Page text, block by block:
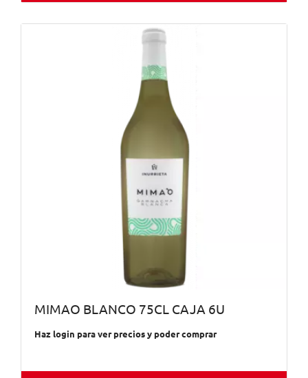
MIMAO BLANCO 75CL CAJA 6U
Haz login para ver precios y poder comprar